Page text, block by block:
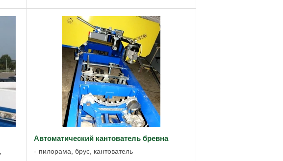
Автоматический кантователь бревна
пилорама, брус, кантователь